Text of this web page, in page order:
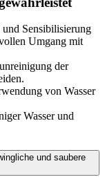
Sensibilisierung
Umgang mit
der
von Wasser
Wasser und
und saubere